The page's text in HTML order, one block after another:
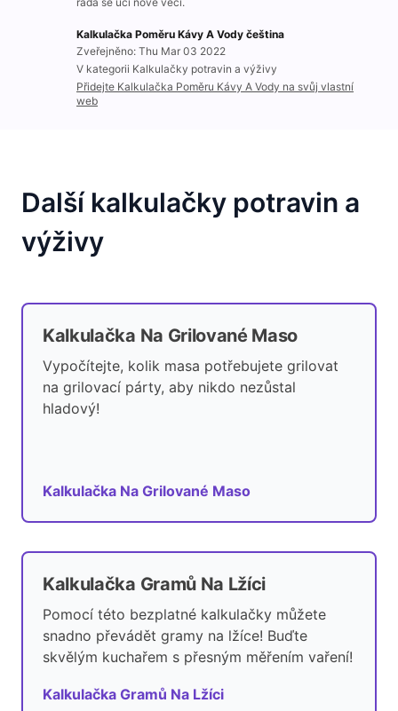
Kalkulačka Poměru Kávy A Vody čeština
Zveřejněno: Thu Mar 03 2022
V kategorii Kalkulačky potravin a výživy
Přidejte Kalkulačka Poměru Kávy A Vody na svůj vlastní
web
Další kalkulačky potravin a
výživy
Kalkulačka Na Grilované Maso
Vypočítejte, kolik masa potřebujete grilovat
na grilovací párty, aby nikdo nezůstal
hladový!
Kalkulačka Na Grilované Maso
Kalkulačka Gramů Na Lžíci
Pomocí této bezplatné kalkulačky můžete
snadno převádět gramy na lžíce! Buďte
skvělým kuchařem s přesným měřením vaření!
Kalkulačka Gramů Na Lžíci